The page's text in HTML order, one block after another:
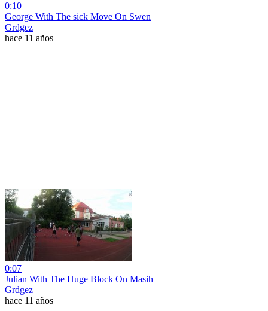
0:10
George With The sick Move On Swen
Grdgez
hace 11 años
0:07
Julian With The Huge Block On Masih
Grdgez
hace 11 años